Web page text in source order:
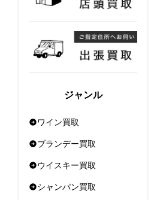
ジャンル
ワイン買取
ブランデー買取
ウイスキー買取
シャンパン買取